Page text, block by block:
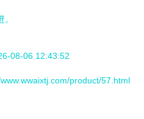
08-06 12:43:52
product/57.html